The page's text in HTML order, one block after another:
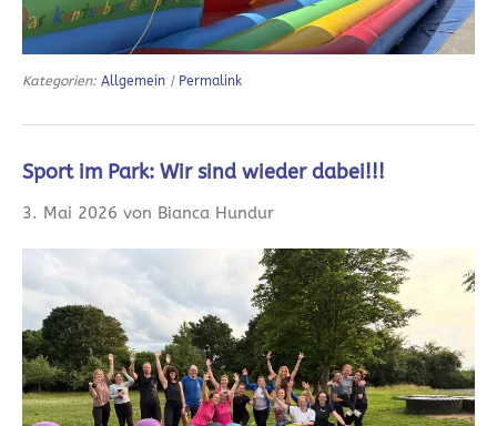
Kategorien: Allgemein | Permalink
Sport im Park: Wir sind wieder dabei!!!
3. Mai 2026 von Bianca Hundur